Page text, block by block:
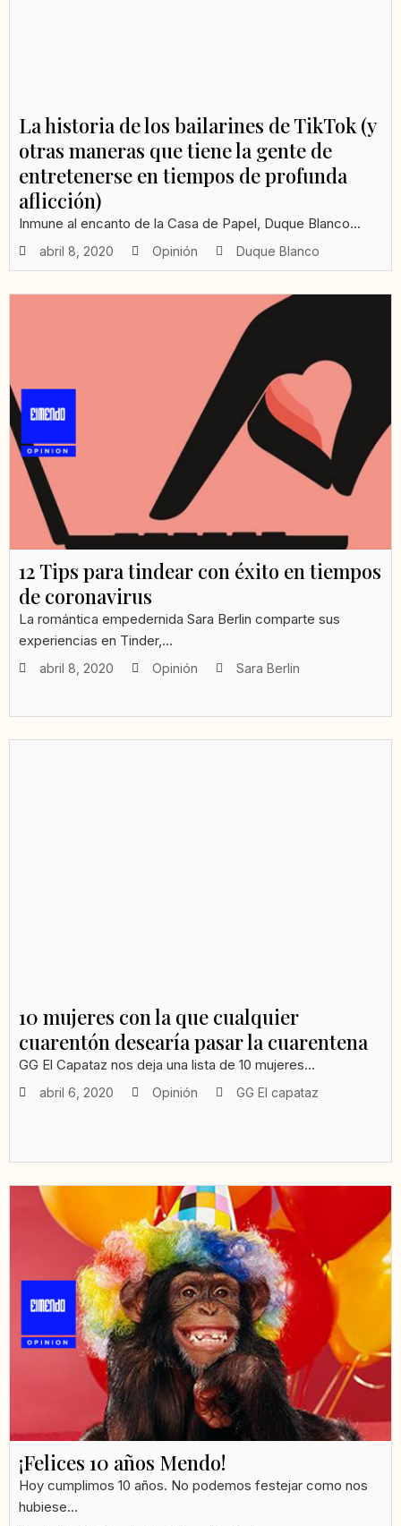
La historia de los bailarines de TikTok (y
otras maneras que tiene la gente de
entretenerse en tiempos de profunda
aflicción)
Inmune al encanto de la Casa de Papel, Duque Blanco...
abril 8, 2020 Opinión Duque Blanco
12 Tips para tindear con éxito en tiempos
de coronavirus
La romántica empedernida Sara Berlin comparte sus
experiencias en Tinder,...
abril 8, 2020 Opinión Sara Berlin
10 mujeres con la que cualquier
cuarentón desearía pasar la cuarentena
GG El Capataz nos deja una lista de 10 mujeres...
abril 6, 2020 Opinión GG El capataz
¡Felices 10 años Mendo!
Hoy cumplimos 10 años. No podemos festejar como nos
hubiese...